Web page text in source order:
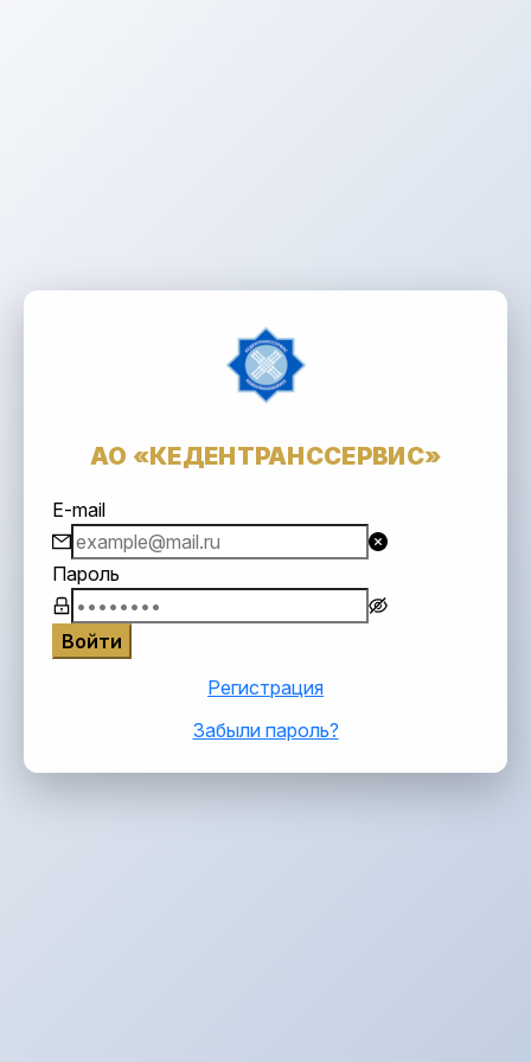
АО «КЕДЕНТРАНССЕРВИС»
E-mail
Пароль
Войти
Регистрация
Забыли пароль?